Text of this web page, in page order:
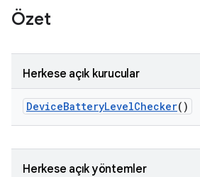
Özet
Herkese açık kurucular
DeviceBatteryLevelChecker()
Herkese açık yöntemler